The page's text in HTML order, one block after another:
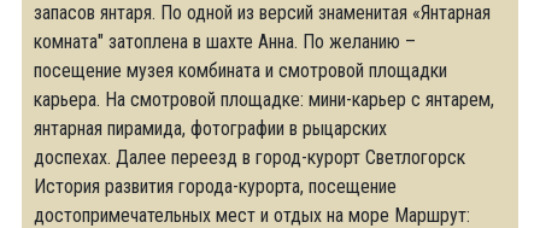
запасов янтаря. По одной из версий знаменитая «Янтарная
комната" затоплена в шахте Анна. По желанию –
посещение музея комбината и смотровой площадки
карьера. На смотровой площадке: мини-карьер с янтарем,
янтарная пирамида, фотографии в рыцарских
доспехах. Далее переезд в город-курорт Светлогорск
История развития города-курорта, посещение
достопримечательных мест и отдых на море Маршрут: